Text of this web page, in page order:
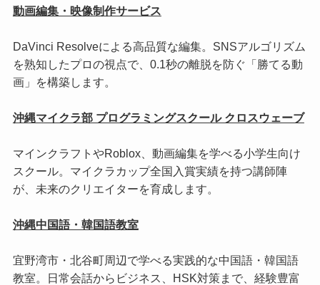
動画編集・映像制作サービス
DaVinci Resolveによる高品質な編集。SNSアルゴリズム
を熟知したプロの視点で、0.1秒の離脱を防ぐ「勝てる動
画」を構築します。
沖縄マイクラ部 プログラミングスクール クロスウェーブ
マインクラフトやRoblox、動画編集を学べる小学生向け
スクール。マイクラカップ全国入賞実績を持つ講師陣
が、未来のクリエイターを育成します。
沖縄中国語・韓国語教室
宜野湾市・北谷町周辺で学べる実践的な中国語・韓国語
教室。日常会話からビジネス、HSK対策まで、経験豊富